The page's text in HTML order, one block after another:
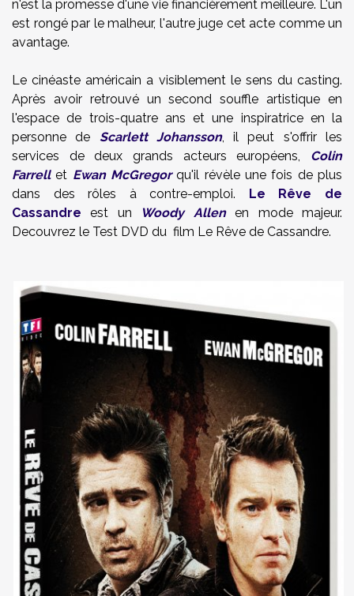
n'est la promesse d'une vie financièrement meilleure. L'un
est rongé par le malheur, l'autre juge cet acte comme un
avantage.
Le cinéaste américain a visiblement le sens du casting.
Après avoir retrouvé un second souffle artistique en
l'espace de trois-quatre ans et une inspiratrice en la
personne de Scarlett Johansson, il peut s'offrir les
services de deux grands acteurs européens, Colin
Farrellet Ewan McGregorqu'il révèle une fois de plus
dans des rôles à contre-emploi. Le Rêve de
Cassandre est un Woody Allenen mode majeur.
Decouvrez le Test DVD du film Le Rêve de Cassandre.